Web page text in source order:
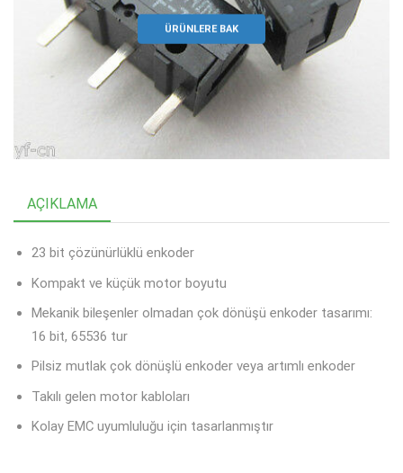
ÜRÜNLERE BAK
AÇIKLAMA
23 bit çözünürlüklü enkoder
Kompakt ve küçük motor boyutu
Mekanik bileşenler olmadan çok dönüşü enkoder tasarımı:
16 bit, 65536 tur
Pilsiz mutlak çok dönüşlü enkoder veya artımlı enkoder
Takılı gelen motor kabloları
Kolay EMC uyumluluğu için tasarlanmıştır